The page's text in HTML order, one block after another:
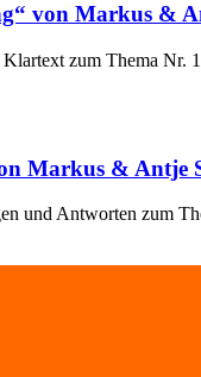
von Markus &
zum Thema Nr.
Markus & Antje
und Antworten zum